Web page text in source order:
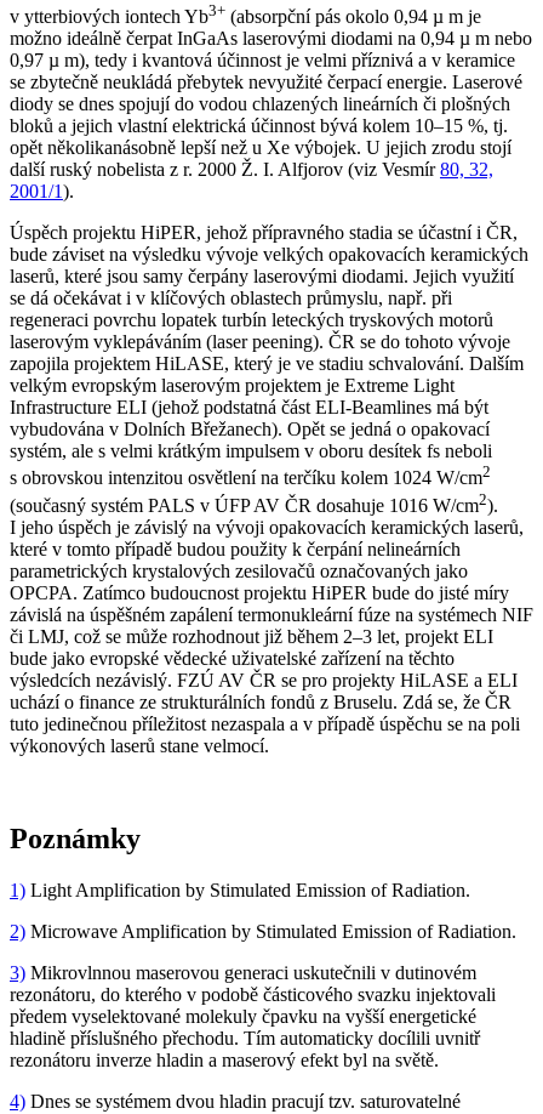
v ytterbiových iontech Yb3+ (absorpční pás okolo 0,94 µ m je
možno ideálně čerpat InGaAs laserovými diodami na 0,94 µ m nebo
0,97 µ m), tedy i kvantová účinnost je velmi příznivá a v keramice
se zbytečně neukládá přebytek nevyužité čerpací energie. Laserové
diody se dnes spojují do vodou chlazených lineárních či plošných
bloků a jejich vlastní elektrická účinnost bývá kolem 10–15 %, tj.
opět několikanásobně lepší než u Xe výbojek. U jejich zrodu stojí
další ruský nobelista z r. 2000 Ž. I. Alfjorov (viz Vesmír80, 32,
2001/1).
Úspěch projektu HiPER, jehož přípravného stadia se účastní i ČR,
bude záviset na výsledku vývoje velkých opakovacích keramických
laserů, které jsou samy čerpány laserovými diodami. Jejich využití
se dá očekávat i v klíčových oblastech průmyslu, např. při
regeneraci povrchu lopatek turbín leteckých tryskových motorů
laserovým vyklepáváním (laser peening). ČR se do tohoto vývoje
zapojila projektem HiLASE, který je ve stadiu schvalování. Dalším
velkým evropským laserovým projektem je Extreme Light
Infrastructure ELI (jehož podstatná část ELI-Beamlines má být
vybudována v Dolních Břežanech). Opět se jedná o opakovací
systém, ale s velmi krátkým impulsem v oboru desítek fs neboli
s obrovskou intenzitou osvětlení na terčíku kolem 1024 W/cm2
(současný systém PALS v ÚFP AV ČR dosahuje 1016 W/cm2).
I jeho úspěch je závislý na vývoji opakovacích keramických laserů,
které v tomto případě budou použity k čerpání nelineárních
parametrických krystalových zesilovačů označovaných jako
OPCPA. Zatímco budoucnost projektu HiPER bude do jisté míry
závislá na úspěšném zapálení termonukleární fúze na systémech NIF
či LMJ, což se může rozhodnout již během 2–3 let, projekt ELI
bude jako evropské vědecké uživatelské zařízení na těchto
výsledcích nezávislý. FZÚ AV ČR se pro projekty HiLASE a ELI
uchází o finance ze strukturálních fondů z Bruselu. Zdá se, že ČR
tuto jedinečnou příležitost nezaspala a v případě úspěchu se na poli
výkonových laserů stane velmocí.
Poznámky
1) Light Amplification by Stimulated Emission of Radiation.
2) Microwave Amplification by Stimulated Emission of Radiation.
3) Mikrovlnnou maserovou generaci uskutečnili v dutinovém
rezonátoru, do kterého v podobě částicového svazku injektovali
předem vyselektované molekuly čpavku na vyšší energetické
hladině příslušného přechodu. Tím automaticky docílili uvnitř
rezonátoru inverze hladin a maserový efekt byl na světě.
4) Dnes se systémem dvou hladin pracují tzv. saturovatelné